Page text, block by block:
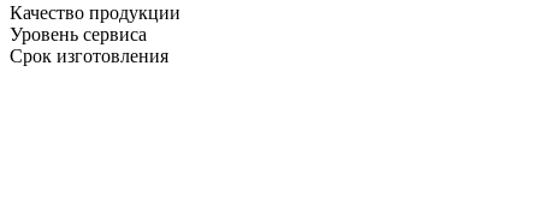
Качество продукции
Уровень сервиса
Срок изготовления